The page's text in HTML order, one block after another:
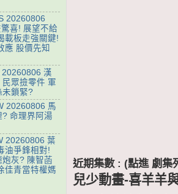
近期集數 : (點進 劇集
兒少動畫-喜羊羊
20260806
喜! 展望不給
載板走強關鍵!
應 股價先知
漢
眾撿零件 軍
未鎖緊?
20260806 馬
命理界阿湯
20260806 葉
油爭鋒相對!
灰? 陳智菡
佳青當特權媽